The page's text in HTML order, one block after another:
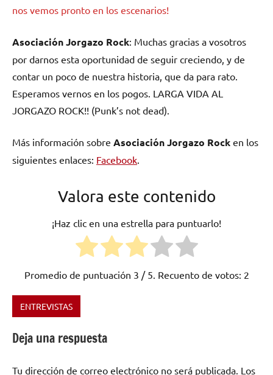
nos vemos pronto en los escenarios!
Asociación Jorgazo Rock: Muchas gracias a vosotros
por darnos esta oportunidad de seguir creciendo, y de
contar un poco de nuestra historia, que da para rato.
Esperamos vernos en los pogos. LARGA VIDA AL
JORGAZO ROCK!! (Punk’s not dead).
Más información sobre Asociación Jorgazo Rock en los
siguientes enlaces: Facebook.
Valora este contenido
¡Haz clic en una estrella para puntuarlo!
Promedio de puntuación 3 / 5. Recuento de votos: 2
Etiquetado
asociación,
Festivales
ENTREVISTAS
Deja una respuesta
Tu dirección de correo electrónico no será publicada. Los